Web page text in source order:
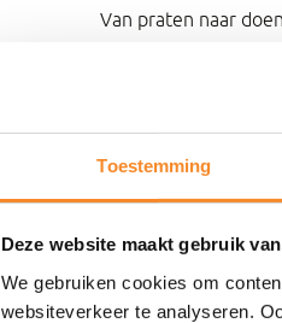
Toestemming
Deze website maakt gebruik
We gebruiken cookies om
websiteverkeer te analyseren.
Van praten naar
Mijn stijl is praktisch,
omschrijven mij als
beweging te creëren.